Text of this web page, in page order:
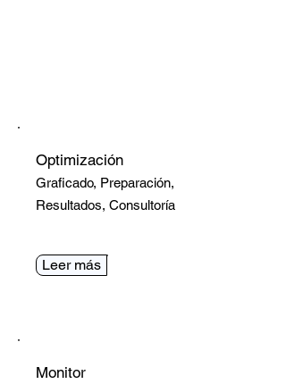
Optimización
Graficado, Preparación,
Resultados, Consultoría
Leer más
Monitor